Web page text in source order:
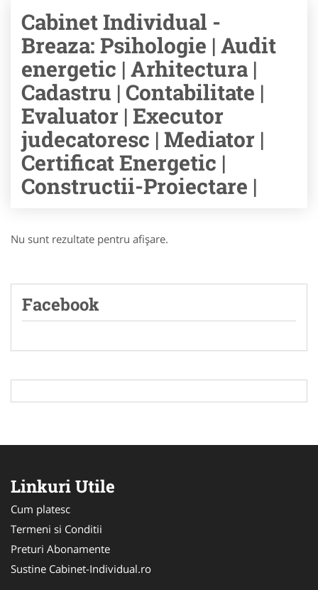
Cabinet Individual -
Breaza: Psihologie | Audit
energetic | Arhitectura |
Cadastru | Contabilitate |
Evaluator | Executor
judecatoresc | Mediator |
Certificat Energetic |
Constructii-Proiectare |
Nu sunt rezultate pentru afişare.
Facebook
Linkuri Utile
Cum platesc
Termeni si Conditii
Preturi Abonamente
Sustine Cabinet-Individual.ro